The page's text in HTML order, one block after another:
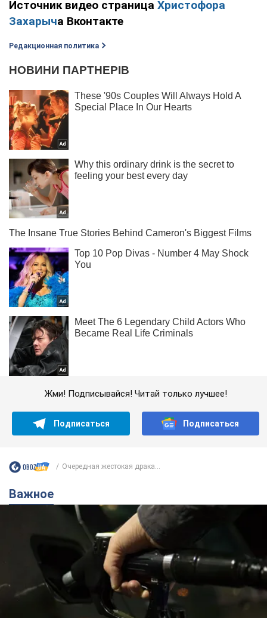
Источник видео страница Христофора
Захарыча Вконтакте
Редакционная политика
Жми! Подписывайся! Читай только лучшее!
Подписаться Подписаться
Очередная жестокая драка...
Важное